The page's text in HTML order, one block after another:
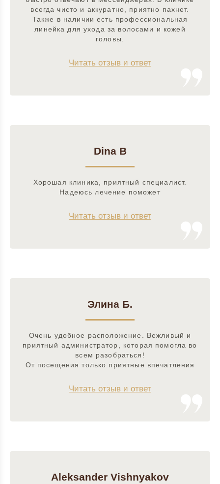
всегда чисто и аккуратно, приятно пахнет.
Также в наличии есть профессиональная
линейка для ухода за волосами и кожей
головы.
Читать отзыв и ответ
Dina B
Хорошая клиника, приятный специалист.
Надеюсь лечение поможет
Читать отзыв и ответ
Элина Б.
Очень удобное расположение. Вежливый и
приятный администратор, которая помогла во
всем разобраться!
От посещения только приятные впечатления
Читать отзыв и ответ
Aleksander Vishnyakov